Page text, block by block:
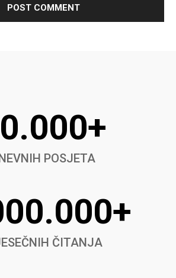
POSJETA
ČITANJA